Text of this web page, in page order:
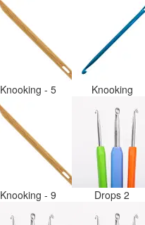
Knooking - 5 Knooking
Knooking - 9 Drops 2